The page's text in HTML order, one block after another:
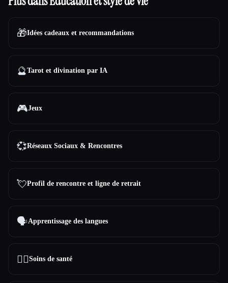
🎁Idées cadeaux et recommandations
🔮Tarot et divination par IA
🎮Jeux
💞Réseaux Sociaux & Rencontres
💘Profil de rencontre et ligne de retrait
🗣️Apprentissage des langues
👩‍⚕️Soins de santé